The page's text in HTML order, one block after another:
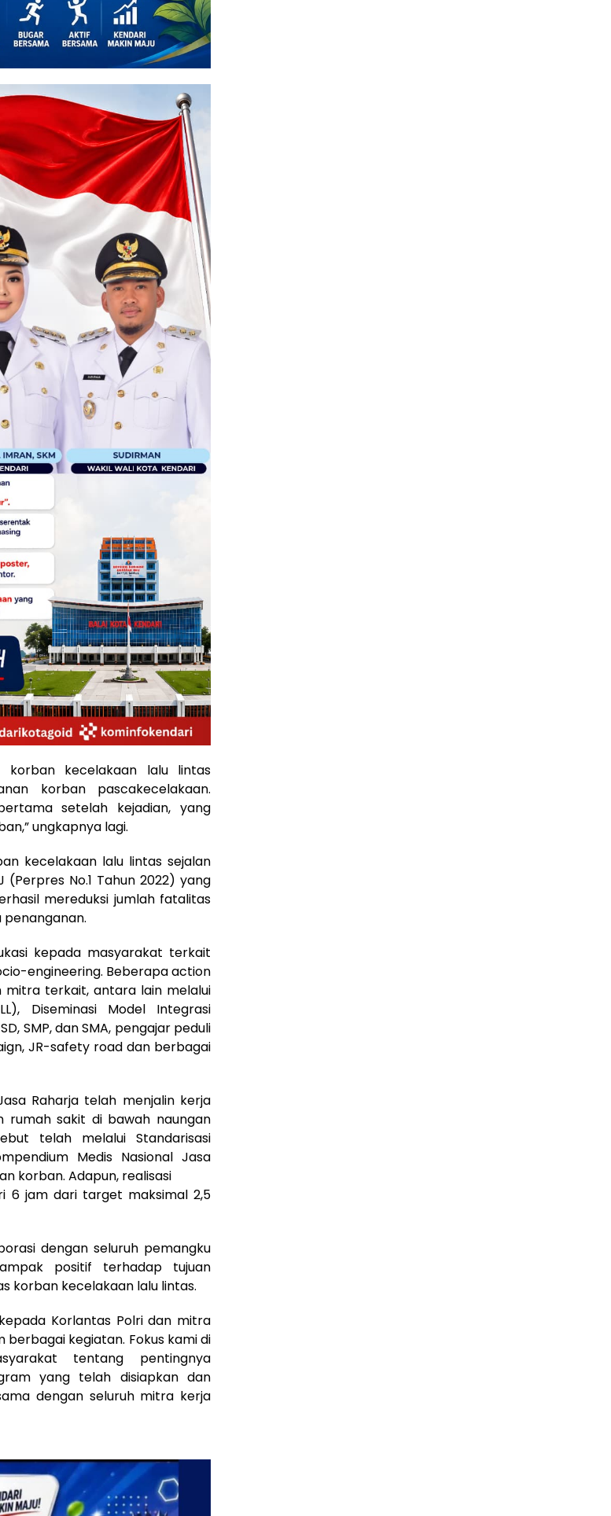
korban kecelakaan lalu lintas
korban pascakecelakaan.
setelah kejadian, yang
ungkapnya lagi.
kecelakaan lalu lintas sejalan
(Perpres No.1 Tahun 2022) yang
mereduksi jumlah fatalitas
kepada masyarakat terkait
engineering. Beberapa action
mitra terkait, antara lain melalui
Diseminasi Model Integrasi
SMP, dan SMA, pengajar peduli
JR-safety road dan berbagai
Raharja telah menjalin kerja
rumah sakit di bawah naungan
telah melalui Standarisasi
Medis Nasional Jasa
korban. Adapun, realisasi
6 jam dari target maksimal 2,5
dengan seluruh pemangku
positif terhadap tujuan
korban kecelakaan lalu lintas.
Korlantas Polri dan mitra
kegiatan. Fokus kami di
tentang pentingnya
yang telah disiapkan dan
dengan seluruh mitra kerja